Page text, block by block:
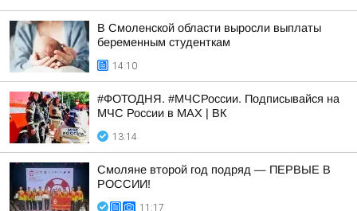
В Смоленской области выросли выплаты
беременным студенткам
14:10
#ФОТОДНЯ. #МЧСРоссии. Подписывайся на
МЧС России в MAX | ВК
13:14
Смоляне второй год подряд — ПЕРВЫЕ В
РОССИИ!
11:17